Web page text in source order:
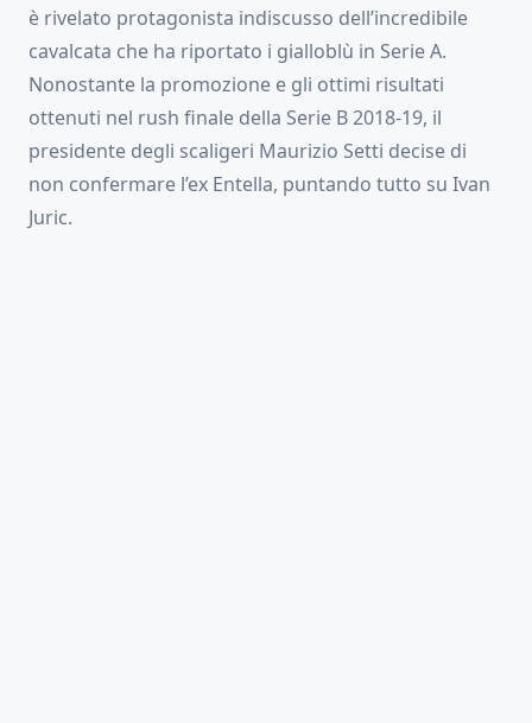
è rivelato protagonista indiscusso dell’incredibile
cavalcata che ha riportato i gialloblù in Serie A.
Nonostante la promozione e gli ottimi risultati
ottenuti nel rush finale della Serie B 2018-19, il
presidente degli scaligeri Maurizio Setti decise di
non confermare l’ex Entella, puntando tutto su Ivan
Juric.